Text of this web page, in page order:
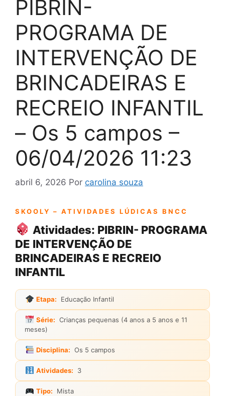
PIBRIN-
PROGRAMA DE
INTERVENÇÃO DE
BRINCADEIRAS E
RECREIO INFANTIL
– Os 5 campos –
06/04/2026 11:23
abril 6, 2026 Por carolina souza
SKOOLY – ATIVIDADES LÚDICAS BNCC
Atividades: PIBRIN- PROGRAMA
DE INTERVENÇÃO DE
BRINCADEIRAS E RECREIO
INFANTIL
Etapa: Educação Infantil
Série: Crianças pequenas (4 anos a 5 anos e 11
meses)
Disciplina: Os 5 campos
Atividades: 3
Tipo: Mista